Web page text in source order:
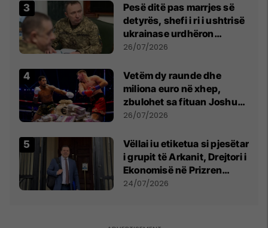
Pesë ditë pas marrjes së
detyrës, shefi i ri i ushtrisë
ukrainase urdhëron
kontroll të madh
26/07/2026
Vetëm dy raunde dhe
miliona euro në xhep,
zbulohet sa fituan Joshua
e Prenga
26/07/2026
Vëllai iu etiketua si pjesëtar
i grupit të Arkanit, Drejtori i
Ekonomisë në Prizren
mohon pretendimet
24/07/2026